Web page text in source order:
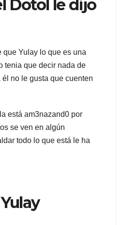
Dotol le dijo
que Yulay lo que es una
tenia que decir nada de
no le gusta que cuenten
está am3nazand0 por
se ven en algún
todo lo que está le ha